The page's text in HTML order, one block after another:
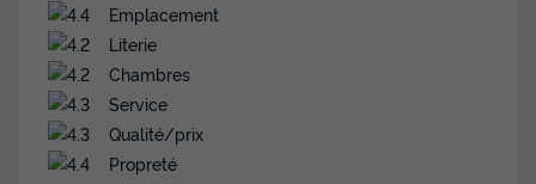
Emplacement
Literie
Chambres
Service
Qualité/prix
Propreté